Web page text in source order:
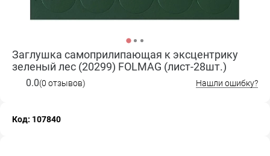
Заглушка самоприлипающая к эксцентрику
зеленый лес (20299) FOLMAG (лист-28шт.)
0.0(0 отзывов) Нашли ошибку?
Код: 107840